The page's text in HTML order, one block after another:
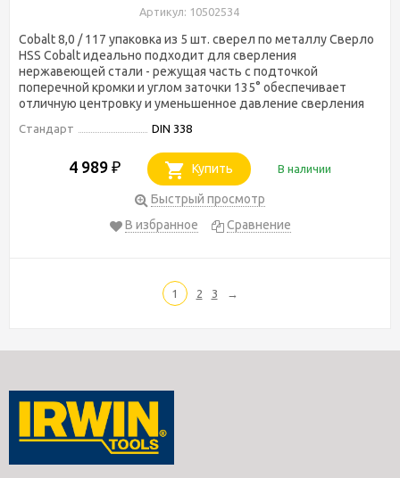
Артикул: 10502534
Cobalt 8,0 / 117 упаковка из 5 шт. сверел по металлу Сверло
HSS Cobalt идеально подходит для сверления
нержавеющей стали - режущая часть с подточкой
поперечной кромки и углом заточки 135° обеспечивает
отличную центровку и уменьшенное давление сверления
Стандарт DIN 338
4 989 ₽ Купить В наличии
Быстрый просмотр
В избранное
Сравнение
1 2 3 →